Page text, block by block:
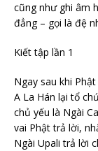
cũng như ghi âm
đẳng – gọi là đệ
Kiết tập lần 1
Ngay sau khi
A La Hán lại tổ
chủ yếu là Ngài
vai Phật trả lời,
Ngài Upali trả lời